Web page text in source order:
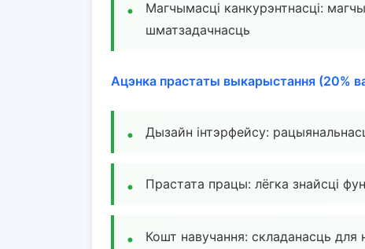
Магчымасці канкурэнтнасці:
шматзадачнасць
Ацэнка прастаты выкарыстання (20%
Дызайн інтэрфейсу:
Прастата працы: лёгка знайсці
Кошт навучання: складанасць для